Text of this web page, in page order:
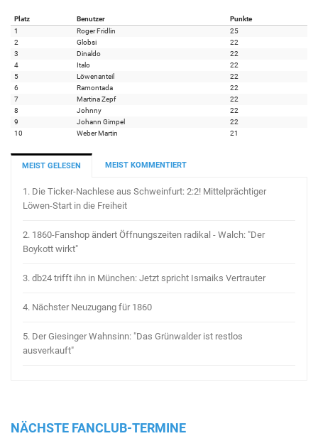
Platz Benutzer
Punkte
1
Roger Fridlin
25
2
Globsi
22
3
Dinaldo
22
4
Italo
22
5
Löwenanteil
22
6
Ramontada
22
7
Martina Zepf
22
8
Johnny
22
9
Johann Gimpel
22
10
Weber Martin 21
MEIST GELESEN MEIST KOMMENTIERT
1. Die Ticker-Nachlese aus Schweinfurt: 2:2! Mittelprächtiger
Löwen-Start in die Freiheit
2. 1860-Fanshop ändert Öffnungszeiten radikal - Walch: "Der
Boykott wirkt"
3. db24 trifft ihn in München: Jetzt spricht Ismaiks Vertrauter
4. Nächster Neuzugang für 1860
5. Der Giesinger Wahnsinn: "Das Grünwalder ist restlos
ausverkauft"
NÄCHSTE FANCLUB-TERMINE